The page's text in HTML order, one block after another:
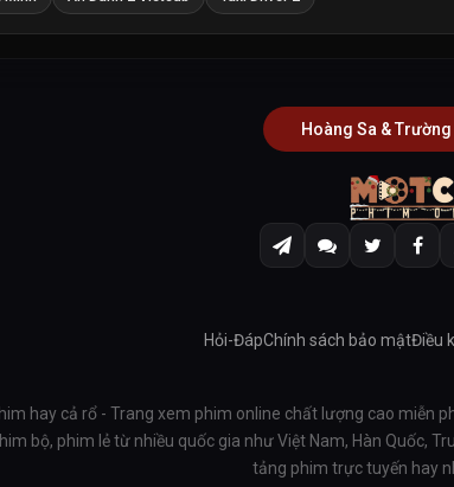
Hoàng Sa &
Hỏi-ĐápChính sách bảo mậtĐiều
hay cả rổ - Trang xem phim online chất lượng cao miễn
bộ, phim lẻ từ nhiều quốc gia như Việt Nam, Hàn Quốc,
tảng phim trực tuyến hay